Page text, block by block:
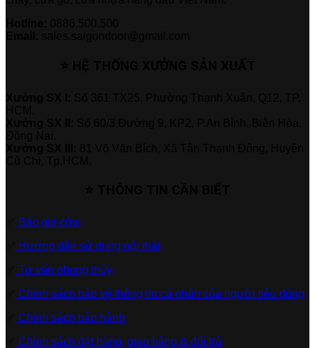
Báo giá cửa
Hướng dẫn sử dụng nội thất
Tư vấn phong thủy
Chính sách bảo vệ thông tin cá nhân của người tiêu dùng
Chính sách bảo hành
Chính sách đặt hàng, giao hàng & đổi trả